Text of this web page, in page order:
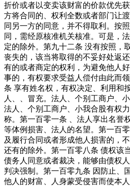
折价或者以变卖该财富的价款优先
方将合同的、权利全数或者部门让
同另一方的同意，并不得取利。按
同，需经原核准机关核准。可是，
定的除外。第九十二条 没有按照，
丧失的，该当将取得的不妥好处返
有的或者商定的权利，为避免他人
事的，有权要求受益人偿付由此而
条 享有姓名权，有权决定、利用和
人、、冒充。法人、个别工商户、
法人、个别工商户、小我合股有权
称。第一百零一条 、法人享出名誉
等体例损害、法人的名望。第一百
及履行合同或者形成他人损害的，
还有的除外。第一百零八条 债权该
债务人同意或者裁决，能够由债权
判决强制。第一百零九条 因防止、
他人的财富、人身蒙受侵害而使本